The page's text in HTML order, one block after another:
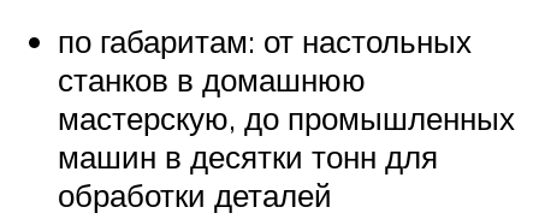
по габаритам: от настольных
станков в домашнюю
мастерскую, до промышленных
машин в десятки тонн для
обработки деталей